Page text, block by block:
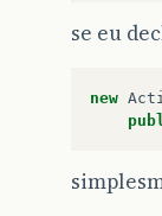
se eu
new